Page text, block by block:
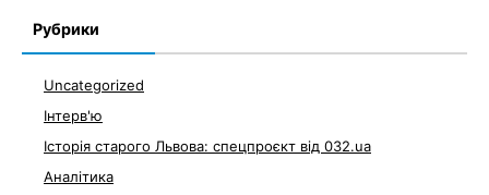
Рубрики
Uncategorized
Інтерв'ю
Історія старого Львова: спецпроєкт від 032.ua
Аналітика